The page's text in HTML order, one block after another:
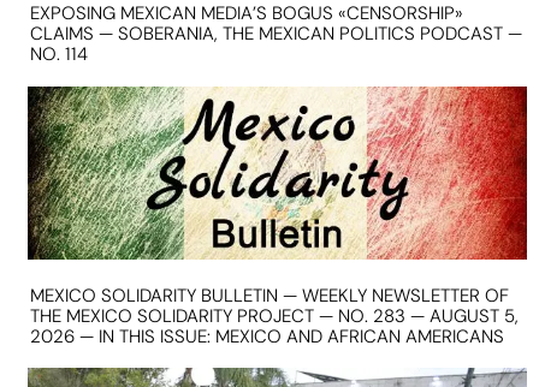
EXPOSING MEXICAN MEDIA’S BOGUS «CENSORSHIP»
CLAIMS — SOBERANIA, THE MEXICAN POLITICS PODCAST —
NO. 114
MEXICO SOLIDARITY BULLETIN — WEEKLY NEWSLETTER OF
THE MEXICO SOLIDARITY PROJECT — NO. 283 — AUGUST 5,
2026 — IN THIS ISSUE: MEXICO AND AFRICAN AMERICANS